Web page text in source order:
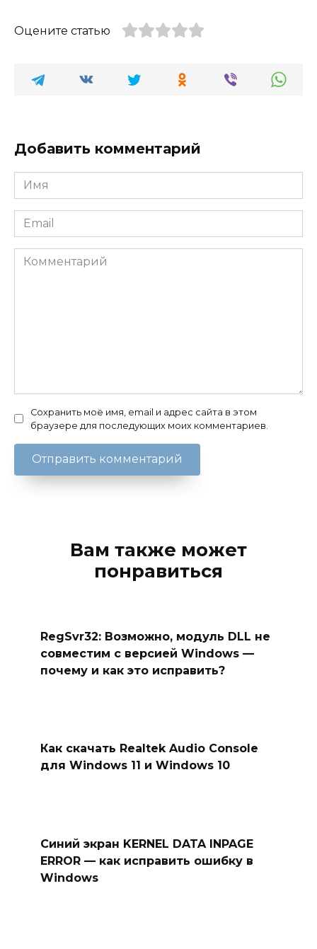
Оцените статью
Добавить комментарий
Имя
*
Email
*
Комментарий
Сохранить моё имя, email и адрес сайта в этом
браузере для последующих моих комментариев.
Вам также может
понравиться
RegSvr32: Возможно, модуль DLL не
совместим с версией Windows —
почему и как это исправить?
Как скачать Realtek Audio Console
для Windows 11 и Windows 10
Синий экран KERNEL DATA INPAGE
ERROR — как исправить ошибку в
Windows